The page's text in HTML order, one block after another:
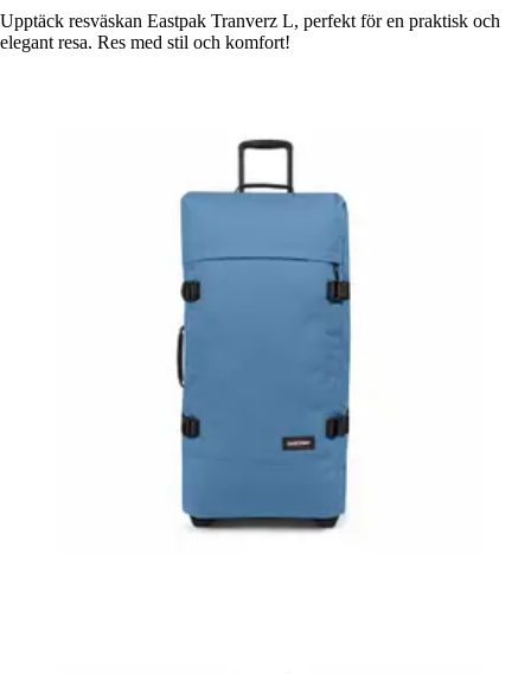
Upptäck resväskan Eastpak Tranverz L, perfekt för en praktisk och
elegant resa. Res med stil och komfort!